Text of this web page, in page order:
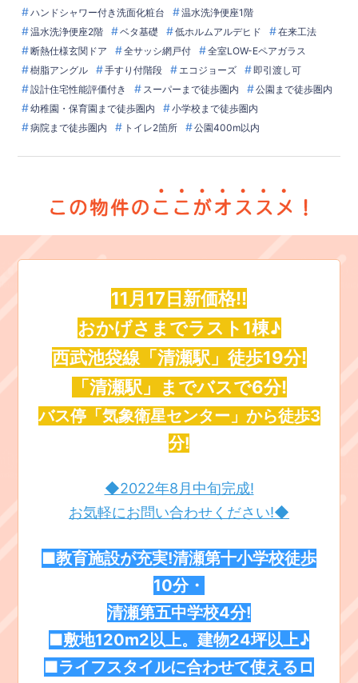
ハンドシャワー付き洗面化粧台
温水洗浄便座1階
温水洗浄便座2階
ベタ基礎 低ホルムアルデヒド
在来工法
断熱仕様玄関ドア
全サッシ網戸付
全室LOW-Eペアガラス
樹脂アングル
手すり付階段 エコジョーズ
即引渡し可
設計住宅性能評価付き
スーパーまで徒歩圏内
公園まで徒歩圏内
幼稚園・保育園まで徒歩圏内
小学校まで徒歩圏内
病院まで徒歩圏内
トイレ2箇所 公園400m以内
11月17日新価格!!
おかげさまでラスト1棟♪
西武池袋線「清瀬駅」徒歩19分!
「清瀬駅」までバスで6分!
バス停「気象衛星センター」から徒歩3
分!
◆2022年8月中旬完成!
お気軽にお問い合わせください!◆
■教育施設が充実!清瀬第十小学校徒歩
10分・
清瀬第五中学校4分!
■敷地120m2以上。建物24坪以上♪
■ライフスタイルに合わせて使えるロ